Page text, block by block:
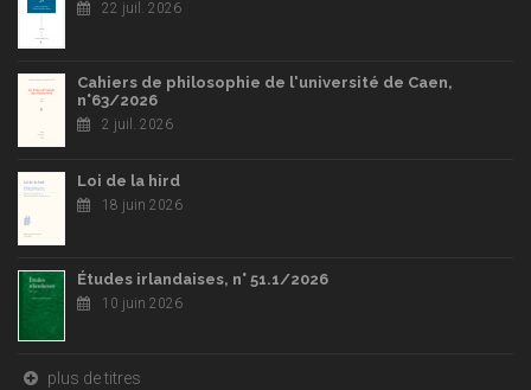
22 juil. 2026
Cahiers de philosophie de l'université de Caen,
n°63/2026
2 juil. 2026
Loi de la hird
18 juin 2026
Études irlandaises, n° 51.1/2026
10 juin 2026
plus de titres